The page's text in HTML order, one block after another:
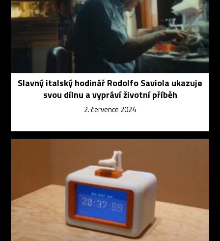
Slavný italský hodinář Rodolfo Saviola ukazuje
svou dílnu a vypráví životní příběh
2. července 2024